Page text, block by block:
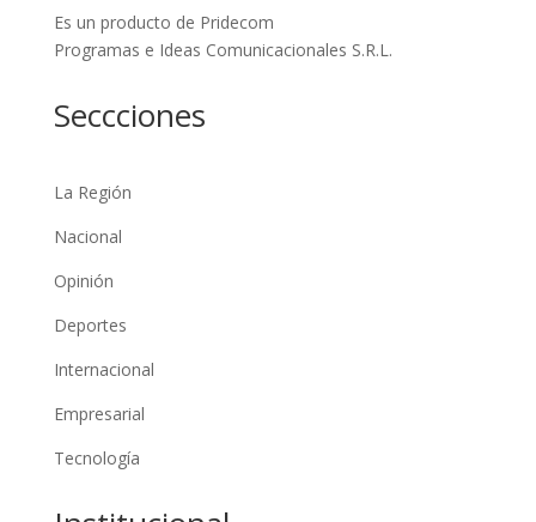
Es un producto de Pridecom
Programas e Ideas Comunicacionales S.R.L.
Seccciones
La Región
Nacional
Opinión
Deportes
Internacional
Empresarial
Tecnología